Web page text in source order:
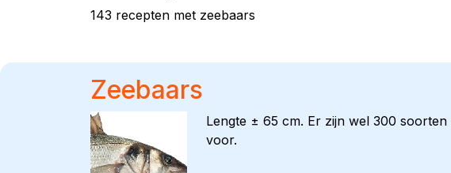
143 recepten met zeebaars
Zeebaars
Lengte ± 65 cm. Er zijn wel 300
voor.